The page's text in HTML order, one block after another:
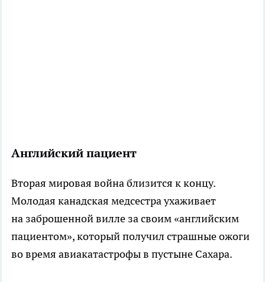
Английский пациент
Вторая мировая война близится к концу.
Молодая канадская медсестра ухаживает
на заброшенной вилле за своим «английским
пациентом», который получил страшные ожоги
во время авиакатастрофы в пустыне Сахара.